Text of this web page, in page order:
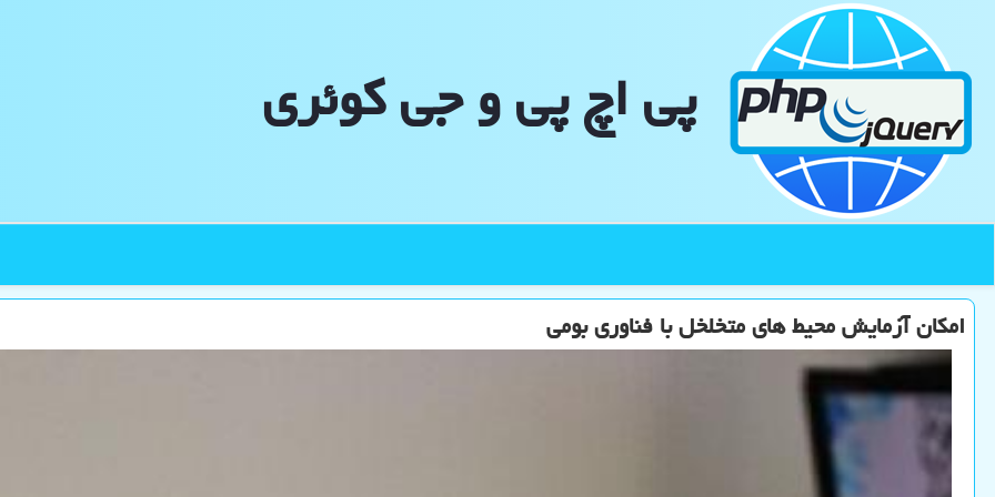
پی اچ پی و جی كوئری
امکان آزمایش محیط های متخلخل با فناوری بومی